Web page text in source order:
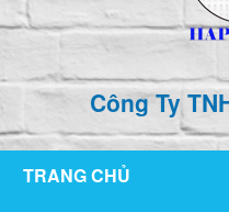
Công Ty
TRANG CHỦ